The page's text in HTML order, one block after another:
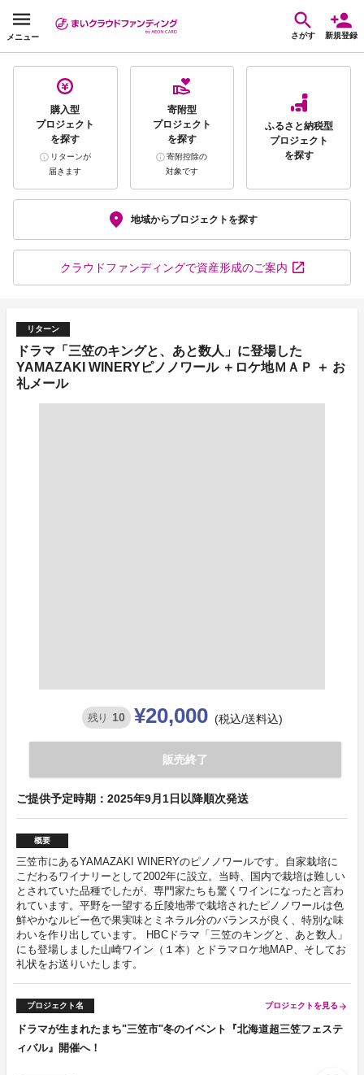
メニュー さがす 新規登録
購入型
プロジェクト
を探す
リターンが
届きます
寄附型
プロジェクト
を探す
寄附控除の
対象です
ふるさと納税型
プロジェクト
を探す
地域からプロジェクトを探す
クラウドファンディングで資産形成のご案内
リターン
ドラマ「三笠のキングと、あと数人」に登場した
YAMAZAKI WINERYピノノワール ＋ロケ地ＭＡＰ ＋ お
礼メール
残り 10 ¥20,000 (税込/送料込)
販売終了
ご提供予定時期：2025年9月1日以降順次発送
概要
三笠市にあるYAMAZAKI WINERYのピノノワールです。自家栽培に
こだわるワイナリーとして2002年に設立。当時、国内で栽培は難しい
とされていた品種でしたが、専門家たちも驚くワインになったと言わ
れています。平野を一望する丘陵地帯で栽培されたピノノワールは色
鮮やかなルビー色で果実味とミネラル分のバランスが良く、特別な味
わいを作り出しています。 HBCドラマ「三笠のキングと、あと数人」
にも登場しました山崎ワイン（１本）とドラマロケ地MAP、そしてお
礼状をお送りいたします。
プロジェクト名 プロジェクトを見る arrow_forward
ドラマが生まれたまち"三笠市"冬のイベント『北海道超三笠フェステ
ィバル』開催へ！